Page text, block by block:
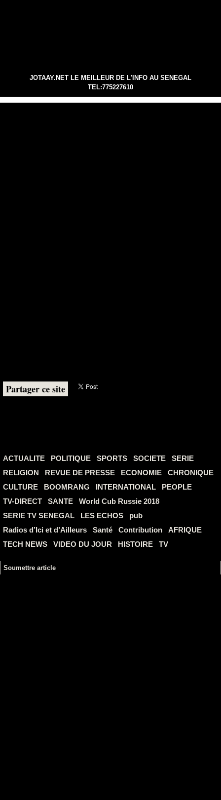
JOTAAY.NET LE MEILLEUR DE L'INFO AU SENEGAL
TEL:775227610
Partager ce site
ACTUALITE POLITIQUE SPORTS SOCIETE
SERIE
RELIGION
REVUE DE PRESSE ECONOMIE
CHRONIQUE
CULTURE
BOOMRANG INTERNATIONAL
PEOPLE
TV-DIRECT
SANTE
World Cub Russie 2018
SERIE TV SENEGAL
LES ECHOS
pub
Radios d’Ici et d’Ailleurs
Santé Contribution
AFRIQUE
TECH NEWS
VIDEO DU JOUR HISTOIRE TV
Soumettre article